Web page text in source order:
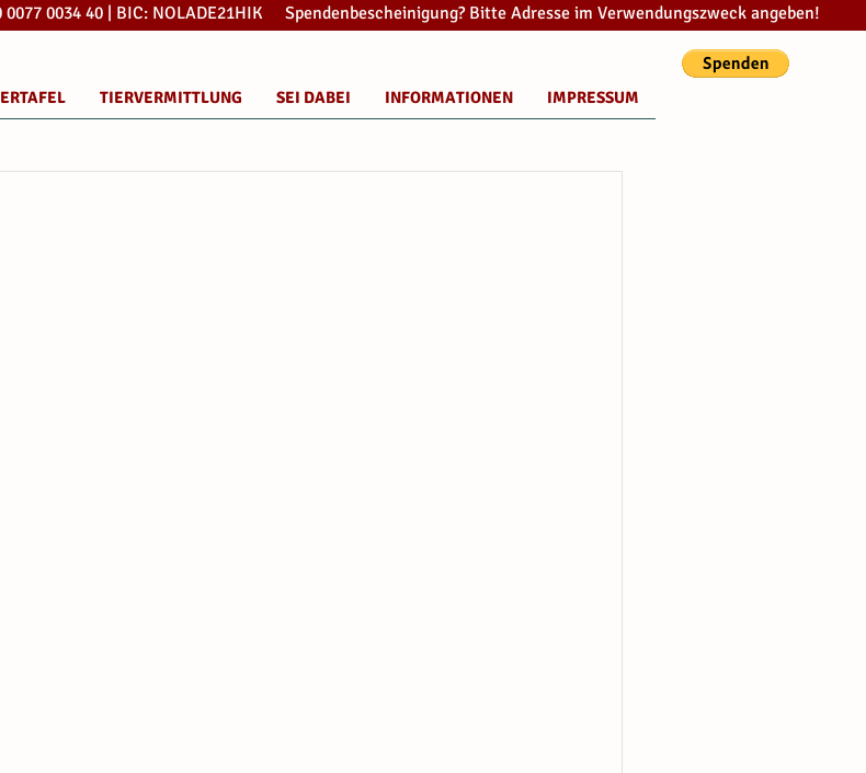
0077 0034 40 | BIC: NOLADE21HIK Spendenbescheinigung? Bitte Adresse im Verwendungszweck angeben!
TIERVERMITTLUNG SEI DABEI INFORMATIONEN IMPRESSUM